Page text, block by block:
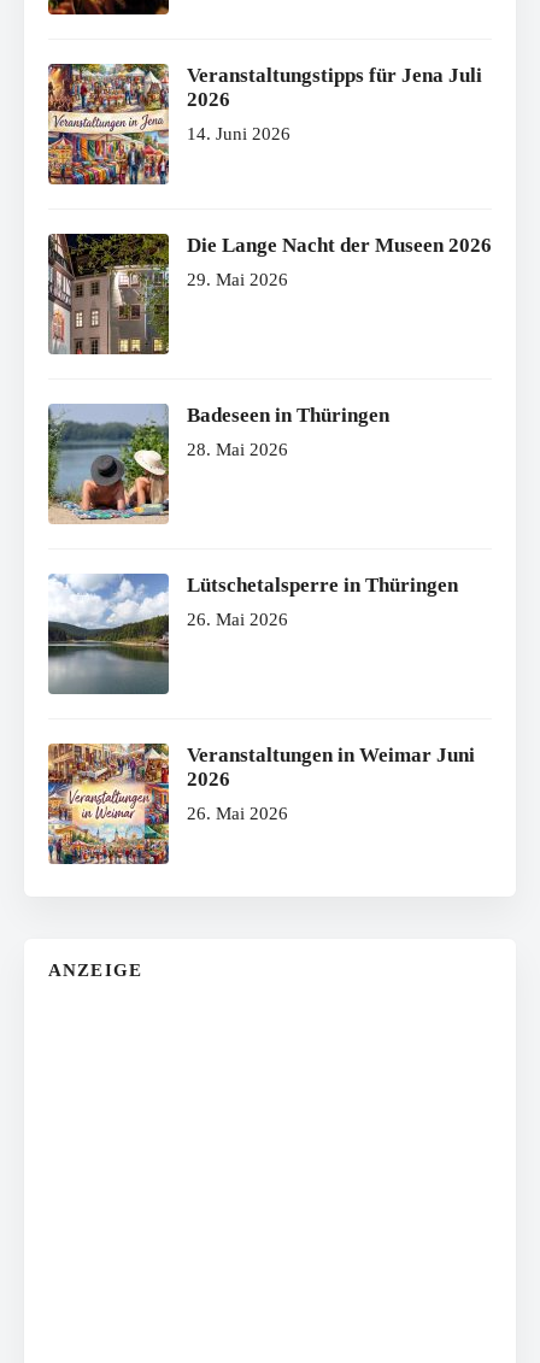
Veranstaltungstipps für Jena Juli
2026
14. Juni 2026
Die Lange Nacht der Museen 2026
29. Mai 2026
Badeseen in Thüringen
28. Mai 2026
Lütschetalsperre in Thüringen
26. Mai 2026
Veranstaltungen in Weimar Juni
2026
26. Mai 2026
ANZEIGE